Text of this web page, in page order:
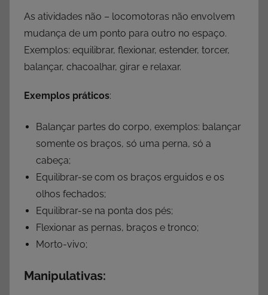
As atividades não – locomotoras não envolvem
mudança de um ponto para outro no espaço.
Exemplos: equilibrar, flexionar, estender, torcer,
balançar, chacoalhar, girar e relaxar.
Exemplos práticos:
Balançar partes do corpo, exemplos: balançar
somente os braços, só uma perna, só a
cabeça;
Equilibrar-se com os braços erguidos e os
olhos fechados;
Equilibrar-se na ponta dos pés;
Flexionar as pernas, braços e tronco;
Morto-vivo;
Manipulativas: